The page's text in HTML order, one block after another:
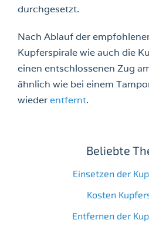
durchgesetzt.
Nach Ablauf der
Kupferspirale wie auch die
einen entschlossenen Zug
ähnlich wie bei einem
wiederentfernt.
Beliebte
Einsetzen der
Kosten
Entfernen der